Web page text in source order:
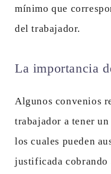
mínimo que
del trabajador.
La importancia
Algunos convenios
trabajador a tener
los cuales pueden
justificada cobrando